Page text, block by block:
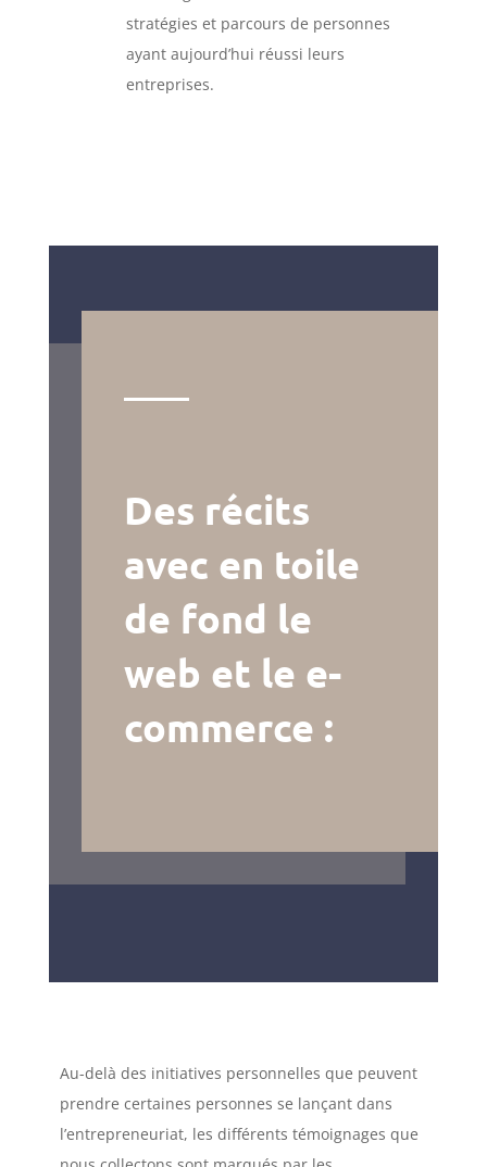
stratégies et parcours de personnes
ayant aujourd’hui réussi leurs
entreprises.
Des récits
avec en toile
de fond le
web et le e-
commerce :
Au-delà des initiatives personnelles que peuvent
prendre certaines personnes se lançant dans
l’entrepreneuriat, les différents témoignages que